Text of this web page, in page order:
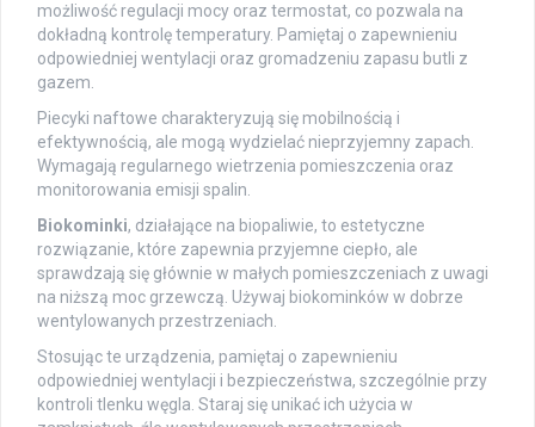
możliwość regulacji mocy oraz termostat, co pozwala na
dokładną kontrolę temperatury. Pamiętaj o zapewnieniu
odpowiedniej wentylacji oraz gromadzeniu zapasu butli z
gazem.
Piecyki naftowe charakteryzują się mobilnością i
efektywnością, ale mogą wydzielać nieprzyjemny zapach.
Wymagają regularnego wietrzenia pomieszczenia oraz
monitorowania emisji spalin.
Biokominki, działające na biopaliwie, to estetyczne
rozwiązanie, które zapewnia przyjemne ciepło, ale
sprawdzają się głównie w małych pomieszczeniach z uwagi
na niższą moc grzewczą. Używaj biokominków w dobrze
wentylowanych przestrzeniach.
Stosując te urządzenia, pamiętaj o zapewnieniu
odpowiedniej wentylacji i bezpieczeństwa, szczególnie przy
kontroli tlenku węgla. Staraj się unikać ich użycia w